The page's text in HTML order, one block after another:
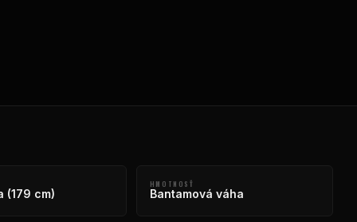
(179 cm)
HMOTNOSŤ
Bantamová váha